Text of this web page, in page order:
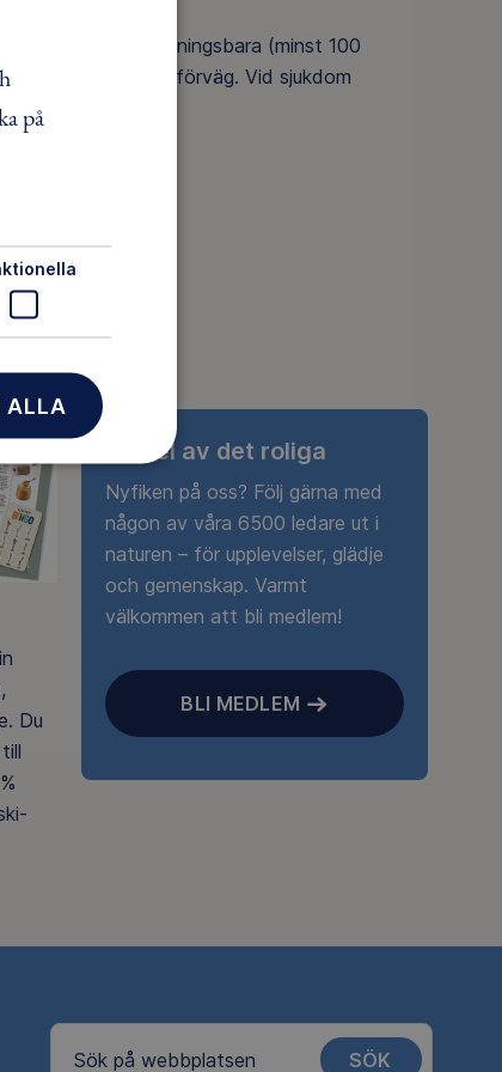
som ej är avbokningsbara (minst 100
om sjukdomen i förväg. Vid sjukdom
Du
Ta del av det roliga
Nyfiken på oss? Följ gärna med
någon av våra 6500 ledare ut i
naturen – för upplevelser, glädje
och gemenskap. Varmt
välkommen att bli medlem!
BLI MEDLEM
Sök på webbplatsen SÖK
på
ALLA